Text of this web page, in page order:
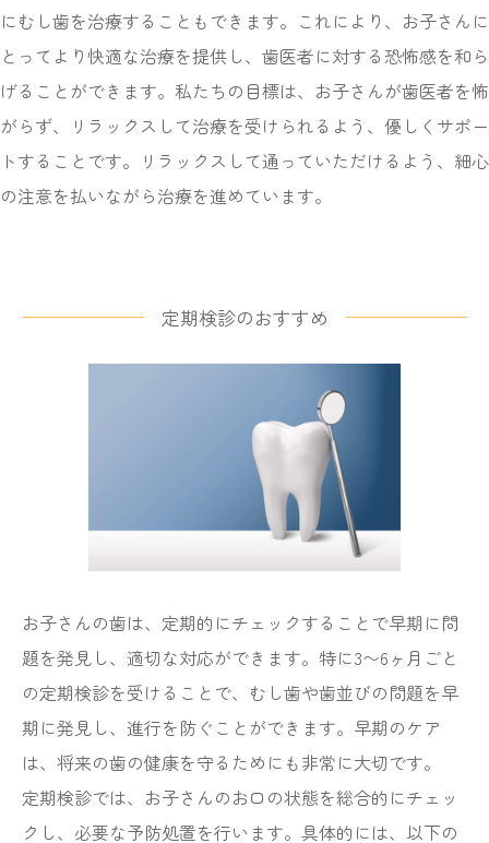
にむし歯を治療することもできます。これにより、お子さんに
とってより快適な治療を提供し、歯医者に対する恐怖感を和ら
げることができます。私たちの目標は、お子さんが歯医者を怖
がらず、リラックスして治療を受けられるよう、優しくサポー
トすることです。リラックスして通っていただけるよう、細心
の注意を払いながら治療を進めています。
定期検診のおすすめ
お子さんの歯は、定期的にチェックすることで早期に問
題を発見し、適切な対応ができます。特に3〜6ヶ月ごと
の定期検診を受けることで、むし歯や歯並びの問題を早
期に発見し、進行を防ぐことができます。早期のケア
は、将来の歯の健康を守るためにも非常に大切です。
定期検診では、お子さんのお口の状態を総合的にチェッ
クし、必要な予防処置を行います。具体的には、以下の